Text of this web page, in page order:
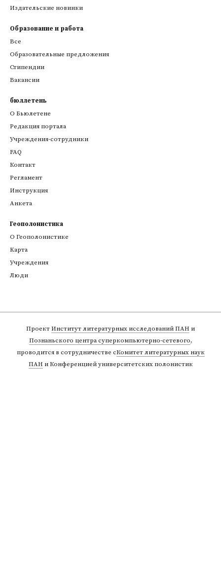
Издательские новинки
Образование и работа
Все
Образовательные предложения
Стипендии
Вакансии
бюллетень
О Бьюлетене
Редакция портала
Учреждения-сотрудники
FAQ
Контакт
Регламент
Инструкция
Анкета
Геополонистика
О Геополонистике
Kарта
Учреждения
Люди
ПроектИнститут литературных исследований ПАН и
Познаньского центра суперкомпьютерно-сетевого,
проводится в сотрудничестве сКомитет литературных наук
ПАНи Конференцией университетских полонистик